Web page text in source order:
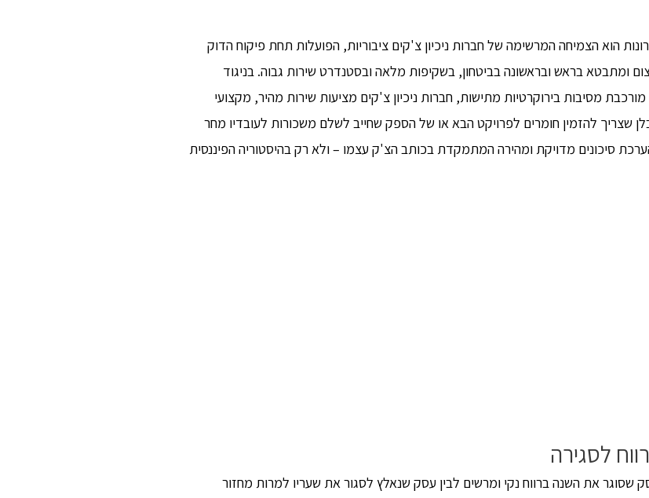
הוא הצמיחה המרשימה של חברות ניכיון צ'קים ציבוריות, הפועלות תחת פיקוח הדוק
ומתבטא בראש ובראשונה בביטחון, בשקיפות מלאה ובסטנדרט שירות גבוה. בניגוד
מסיבות בירוקרטיות מתישות, חברות ניכיון צ'קים מציעות שירות מהיר, מקצועי
להזמין חומרים לפרויקט הבא או של הספק שחייב לשלם משכורות לעובדיו מחר
סיכונים מדויקת ומהירה המתמקדת בכותב הצ'ק עצמו – ולא רק בהיסטוריה הפיננסית
לסגירה
שסוגר את השנה ברווח נקי ומרשים לבין עסק שנאלץ לסגור את שעריו למרות מחזור